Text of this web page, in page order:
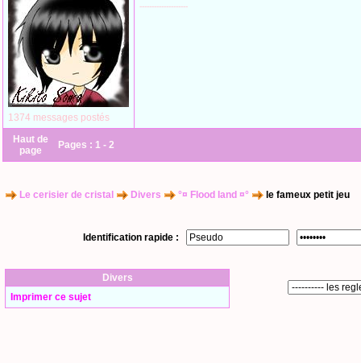
1374 messages postés
--------------------
Haut de
page
Pages : 1 - 2
Le cerisier de cristal Divers °¤ Flood land ¤° le fameux petit jeu
Identification rapide :
Divers
Imprimer ce sujet